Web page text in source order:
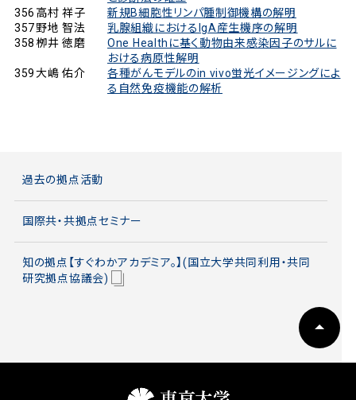
356 高村 祥子
新規B細胞性リンパ腫制御機構の解明
357野地 智法
乳腺組織におけるIgA産生機序の解明
358 栁井 徳磨
One Healthに基く動物由来感染因子のサルに
おける病原性解明
359大嶋 佑介
各種がんモデルのin vivo蛍光イメージングによ
る自然免疫機能の解析
過去の拠点活動
国際共・共拠点セミナー
知の拠点【すぐわかアカデミア。】(国立大学共同利用・共同
研究拠点協議会)